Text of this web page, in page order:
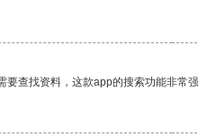
查找资料，这款app的搜索功能非常